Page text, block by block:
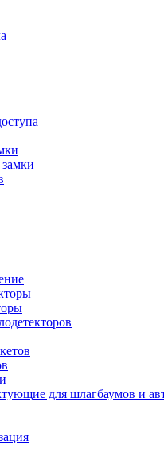
для шлагбаумов и